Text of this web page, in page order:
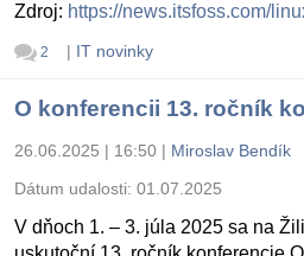
Zdroj: https://news.itsfoss.com/
2 | IT novinky
O konferencii 13. ročník
26.06.2025 | 16:50 | Miroslav Bendík
Dátum udalosti: 01.07.2025
V dňoch 1. – 3. júla 2025 sa na